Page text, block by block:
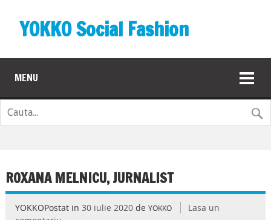
YOKKO Social Fashion
MENU
ROXANA MELNICU, JURNALIST
YOKKOPostat in 30 iulie 2020de YOKKO
Lasa un